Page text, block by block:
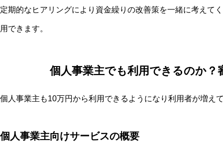
定期的なヒアリングにより資金繰りの改善策を一緒に考えて
用できます。
個人事業主でも利用できるのか？
個人事業主も10万円から利用できるようになり利用者が増え
個人事業主向けサービスの概要